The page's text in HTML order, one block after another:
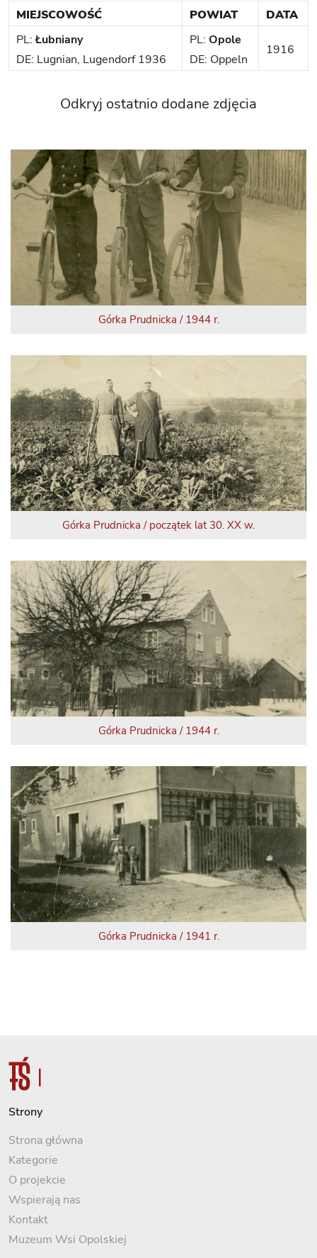
MIEJSCOWOŚĆ POWIAT
DATA
PL:Łubniany
DE: Lugnian, Lugendorf 1936
PL: Opole
DE: Oppeln
1916
Odkryj ostatnio dodane zdjęcia
Górka Prudnicka / 1944 r.
Górka Prudnicka / początek lat 30. XX w.
Górka Prudnicka / 1944 r.
Górka Prudnicka / 1941 r.
Strony
Strona główna
Kategorie
O projekcie
Wspierają nas
Kontakt
Muzeum Wsi Opolskiej